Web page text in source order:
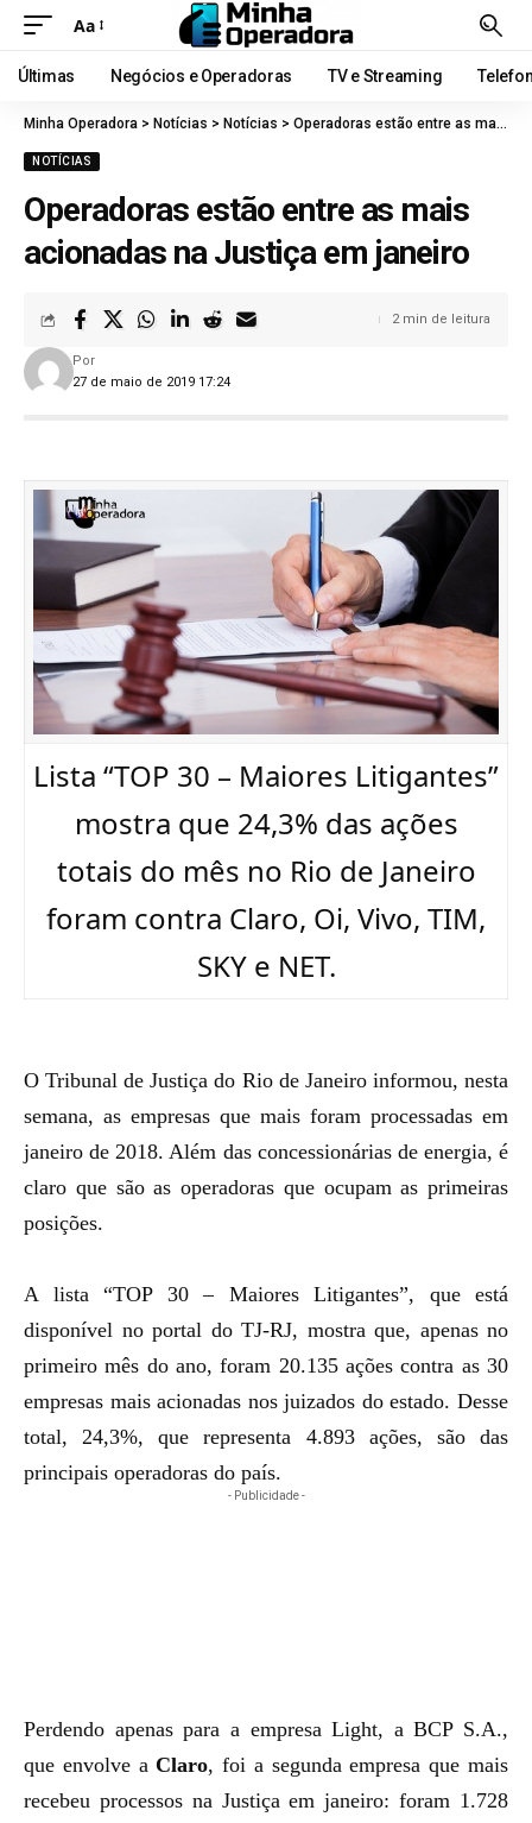
Aa
Últimas Negócios e Operadoras TV e Streaming
Minha Operadora > Notícias > Notícias > Operadoras estão entre as mais acionadas na Justiça em janeiro
NOTÍCIAS
Operadoras estão entre as mais
acionadas na Justiça em janeiro
27 de maio de 2019 17:24
Por
2 min de leitura
Lista “TOP 30 – Maiores Litigantes”
mostra que 24,3% das ações
totais do mês no Rio de Janeiro
foram contra Claro, Oi, Vivo, TIM,
SKY e NET.
O Tribunal de Justiça do Rio de Janeiro informou, nesta
semana, as empresas que mais foram processadas em
janeiro de 2018. Além das concessionárias de energia, é
claro que são as operadoras que ocupam as primeiras
posições.
A lista “TOP 30 – Maiores Litigantes”, que está
disponível no portal do TJ-RJ, mostra que, apenas no
primeiro mês do ano, foram 20.135 ações contra as 30
empresas mais acionadas nos juizados do estado. Desse
total, 24,3%, que representa 4.893 ações, são das
principais operadoras do país.
- Publicidade -
Perdendo apenas para a empresa Light, a BCP S.A.,
que envolve a Claro, foi a segunda empresa que mais
recebeu processos na Justiça em janeiro: foram 1.728